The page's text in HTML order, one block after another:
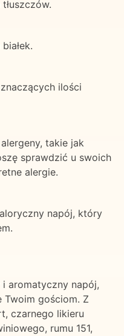
ilości
takie jak
sprawdzić u swoich
alergie.
napój, który
aromatyczny napój,
gościom. Z
czarnego likieru
rumu 151,